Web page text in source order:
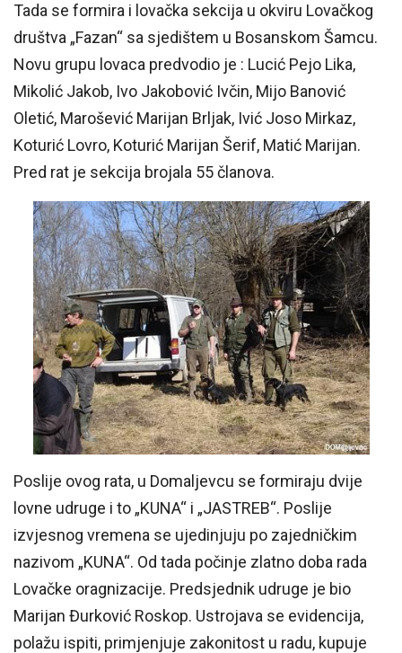
Tada se formira i lovačka sekcija u okviru Lovačkog
društva „Fazan“ sa sjedištem u Bosanskom Šamcu.
Novu grupu lovaca predvodio je : Lucić Pejo Lika,
Mikolić Jakob, Ivo Jakobović Ivčin, Mijo Banović
Oletić, Marošević Marijan Brljak, Ivić Joso Mirkaz,
Koturić Lovro, Koturić Marijan Šerif, Matić Marijan.
Pred rat je sekcija brojala 55 članova.
Poslije ovog rata, u Domaljevcu se formiraju dvije
lovne udruge i to „KUNA“ i „JASTREB“. Poslije
izvjesnog vremena se ujedinjuju po zajedničkim
nazivom „KUNA“. Od tada počinje zlatno doba rada
Lovačke oragnizacije. Predsjednik udruge je bio
Marijan Đurković Roskop. Ustrojava se evidencija,
polažu ispiti, primjenjuje zakonitost u radu, kupuje